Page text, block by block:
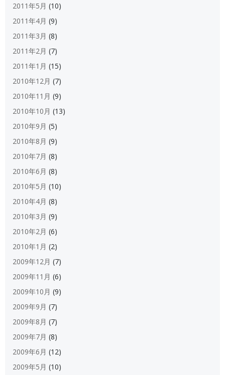
2011年5月 (10)
2011年4月 (9)
2011年3月 (8)
2011年2月 (7)
2011年1月 (15)
2010年12月 (7)
2010年11月 (9)
2010年10月 (13)
2010年9月 (5)
2010年8月 (9)
2010年7月 (8)
2010年6月 (8)
2010年5月 (10)
2010年4月 (8)
2010年3月 (9)
2010年2月 (6)
2010年1月 (2)
2009年12月 (7)
2009年11月 (6)
2009年10月 (9)
2009年9月 (7)
2009年8月 (7)
2009年7月 (8)
2009年6月 (12)
2009年5月 (10)